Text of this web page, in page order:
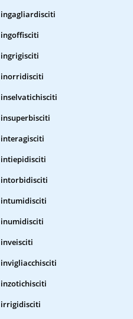
ingagliardisciti
ingoffisciti
ingrigisciti
inorridisciti
inselvatichisciti
insuperbisciti
interagisciti
intiepidisciti
intorbidisciti
intumidisciti
inumidisciti
inveisciti
invigliacchisciti
inzotichisciti
irrigidisciti